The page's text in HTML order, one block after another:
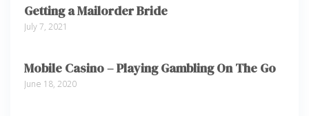
Getting a Mailorder Bride
July 7, 2021
Mobile Casino – Playing Gambling On The Go
June 18, 2020